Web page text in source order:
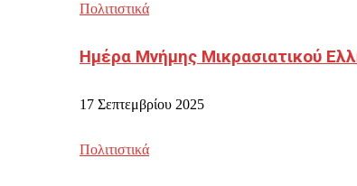
Πολιτιστικά
Ημέρα Μνήμης Μικρασιατικού
17 Σεπτεμβρίου 2025
Πολιτιστικά